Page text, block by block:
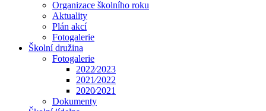
Organizace školního roku
Aktuality
Plán akcí
Fotogalerie
Školní družina
Fotogalerie
2022⁄2023
2021⁄2022
2020⁄2021
Dokumenty